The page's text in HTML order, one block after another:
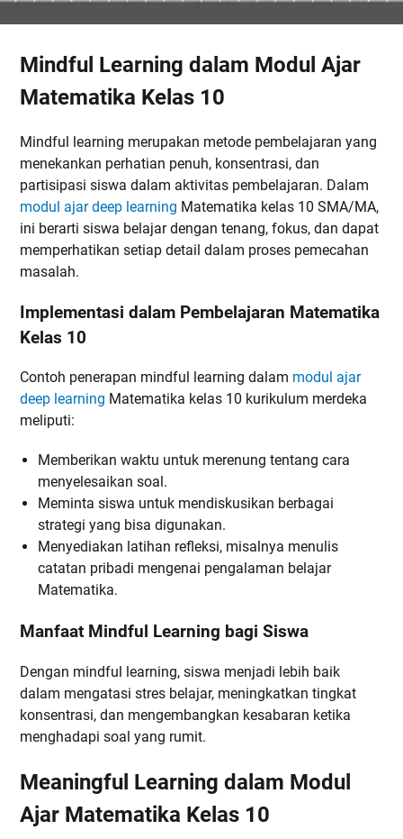
Mindful Learning dalam Modul Ajar
Matematika Kelas 10
Mindful learning merupakan metode pembelajaran yang
menekankan perhatian penuh, konsentrasi, dan
partisipasi siswa dalam aktivitas pembelajaran. Dalam
modul ajar deep learning Matematika kelas 10 SMA/MA,
ini berarti siswa belajar dengan tenang, fokus, dan dapat
memperhatikan setiap detail dalam proses pemecahan
masalah.
Implementasi dalam Pembelajaran Matematika
Kelas 10
Contoh penerapan mindful learning dalam modul ajar
deep learning Matematika kelas 10 kurikulum merdeka
meliputi:
Memberikan waktu untuk merenung tentang cara
menyelesaikan soal.
Meminta siswa untuk mendiskusikan berbagai
strategi yang bisa digunakan.
Menyediakan latihan refleksi, misalnya menulis
catatan pribadi mengenai pengalaman belajar
Matematika.
Manfaat Mindful Learning bagi Siswa
Dengan mindful learning, siswa menjadi lebih baik
dalam mengatasi stres belajar, meningkatkan tingkat
konsentrasi, dan mengembangkan kesabaran ketika
menghadapi soal yang rumit.
Meaningful Learning dalam Modul
Ajar Matematika Kelas 10